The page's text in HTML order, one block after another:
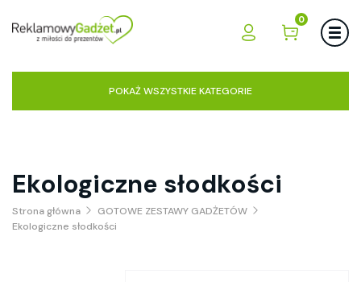
0
POKAŻ WSZYSTKIE KATEGORIE
Ekologiczne słodkości
Strona główna
GOTOWE ZESTAWY GADŻETÓW
Ekologiczne słodkości